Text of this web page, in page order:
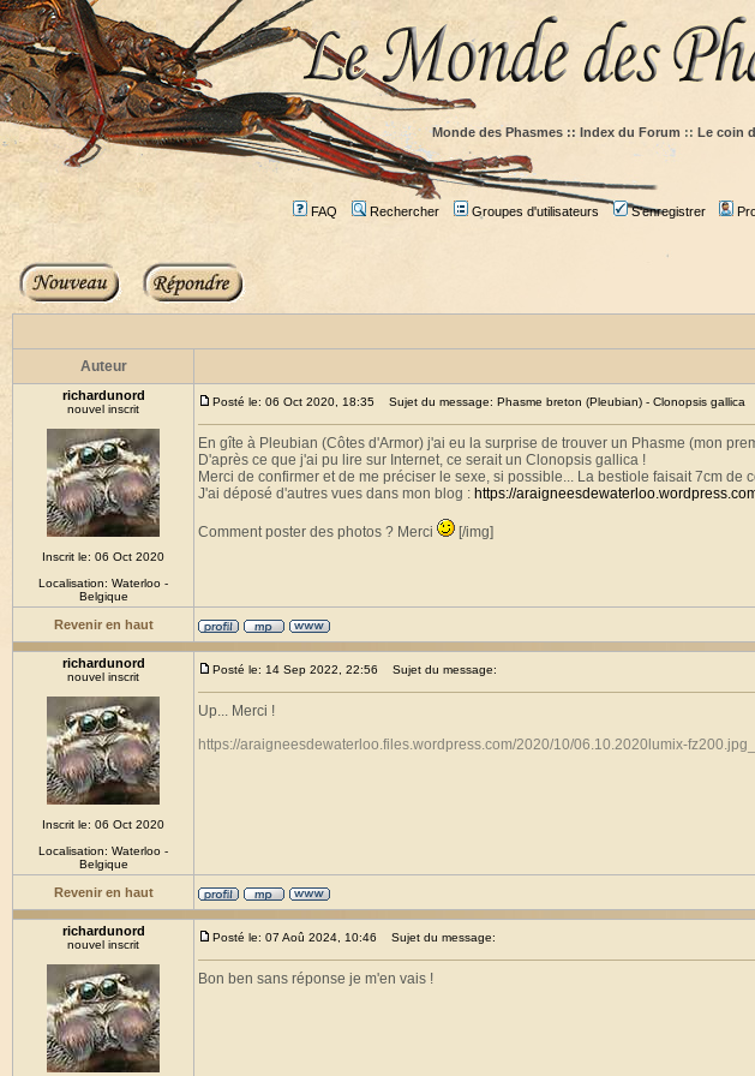
Monde des Phasmes :: Index du Forum :: Le coin
FAQ Rechercher Groupes d'utilisateurs S'enregistrer
Auteur
richardunord
nouvel inscrit
Inscrit le: 06 Oct 2020
Localisation: Waterloo -
Belgique
Posté le: 06 Oct 2020, 18:35 Sujet du message: Phasme breton (Pleubian) - Clonopsis gallica
En gîte à Pleubian (Côtes d'Armor) j'ai eu la surprise de trouver un Phasme (mon
D'après ce que j'ai pu lire sur Internet, ce serait un Clonopsis gallica !
Merci de confirmer et de me préciser le sexe, si possible... La bestiole faisait 7cm de
J'ai déposé d'autres vues dans mon blog : https://
Comment poster des photos ? Merci [/img]
Revenir en haut
richardunord
nouvel inscrit
Inscrit le: 06 Oct 2020
Localisation: Waterloo -
Belgique
Posté le: 14 Sep 2022, 22:56 Sujet du message:
Up... Merci !
https://araigneesdewaterloo.files.wordpress.com/2020/10/06.10.2020lumix-
Revenir en haut
richardunord
nouvel inscrit
Posté le: 07 Aoû 2024, 10:46 Sujet du message:
Bon ben sans réponse je m'en vais !